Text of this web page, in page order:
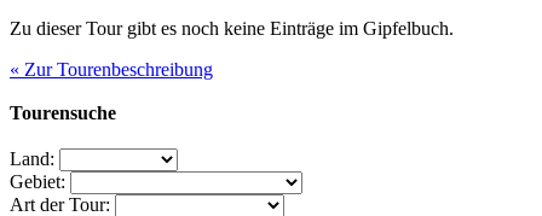
Zu dieser Tour gibt es noch keine Einträge im Gipfelbuch.
« Zur Tourenbeschreibung
Tourensuche
Land:
Gebiet:
Art der Tour: